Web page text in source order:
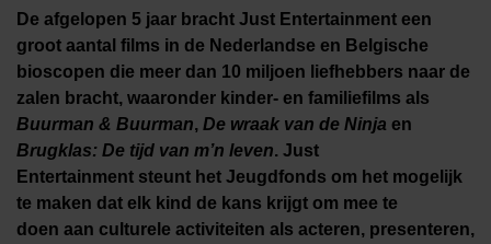
De afgelopen 5 jaar bracht Just Entertainment een
groot aantal films in de Nederlandse en Belgische
bioscopen die meer dan 10 miljoen liefhebbers naar de
zalen bracht, waaronder kinder- en familiefilms als
Buurman & Buurman, De wraak van de Ninja en
Brugklas: De tijd van m’n leven. Just
Entertainment steunt het Jeugdfonds om het mogelijk
te maken dat elk kind de kans krijgt om mee te
doen aan culturele activiteiten als acteren, presenteren,